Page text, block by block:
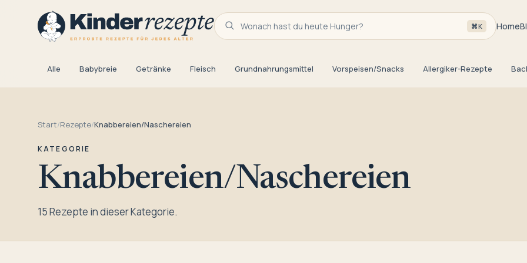
Wonach hast du heute Hunger? ⌘K Home
Alle Babybreie Getränke Fleisch Grundnahrungsmittel Vorspeisen/Snacks Allergiker-Rezepte
Start/Rezepte/Knabbereien/Naschereien
KATEGORIE
Knabbereien/Naschereien
15 Rezepte in dieser Kategorie.